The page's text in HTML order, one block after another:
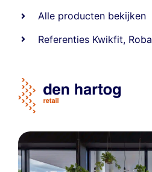
Alle producten bekijken
Referenties Kwikfit, Roba